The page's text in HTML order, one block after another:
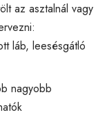
az asztalnál vagy
láb, leesésgátló
nagyobb